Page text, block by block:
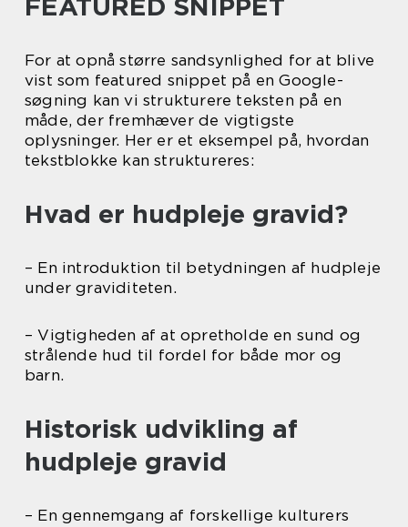
FEATURED SNIPPET
For at opnå større sandsynlighed for at blive
vist som featured snippet på en Google-
søgning kan vi strukturere teksten på en
måde, der fremhæver de vigtigste
oplysninger. Her er et eksempel på, hvordan
tekstblokke kan struktureres:
Hvad er hudpleje gravid?
– En introduktion til betydningen af hudpleje
under graviditeten.
– Vigtigheden af at opretholde en sund og
strålende hud til fordel for både mor og
barn.
Historisk udvikling af
hudpleje gravid
– En gennemgang af forskellige kulturers